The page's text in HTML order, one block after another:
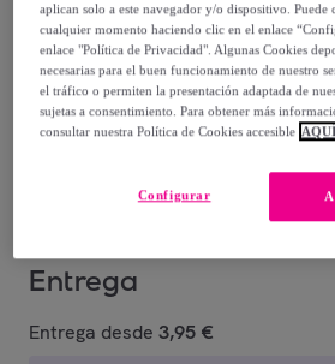
9,95 €
-50%
Vendido porUO
Entrega
Entrega desde 3,95 €
aplican solo a este navegador y/o dispositivo. Puede
cualquier momento haciendo clic en el enlace
enlace "Política de Privacidad". Algunas Cookies
necesarias para el buen funcionamiento de nuestro
el tráfico o permiten la presentación adaptada de
sujetas a consentimiento. Para obtener más
consultar nuestra Política de Cookies accesible
Configurar